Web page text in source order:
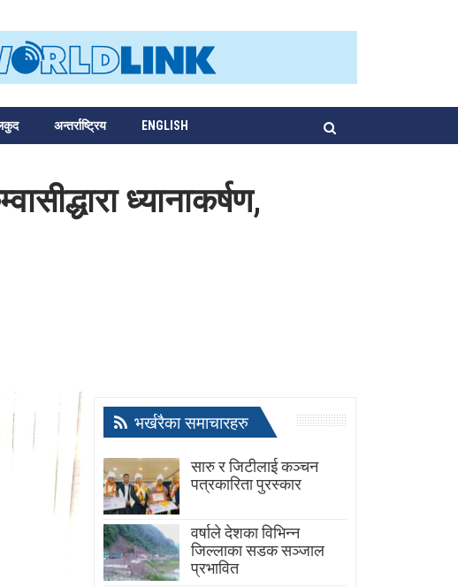
अन्तर्राष्ट्रिय ENGLISH
ध्यानाकर्षण,
भर्खरैका समाचारहरु
सारु र जिटीलाई कञ्चन
पत्रकारिता पुरस्कार
वर्षाले देशका विभिन्न
जिल्लाका सडक सञ्जाल
प्रभावित